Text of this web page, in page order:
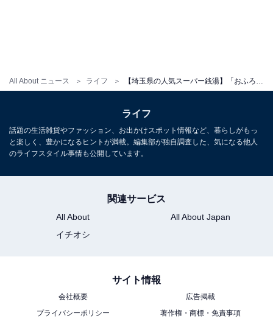
All About ニュース ライフ
月」は“豚のテーマパーク”に隣接する癒やしの
ライフ
話題の生活雑貨やファッション、お出かけスポット情報など、暮らしがもっ
と楽しく、豊かになるヒントが満載。編集部が独自調査した、気になる他人
のライフスタイル事情も公開しています。
関連サービス
All About
All About Japan
イチオシ
サイト情報
会社概要
広告掲載
プライバシーポリシー
著作権・商標・免責事項